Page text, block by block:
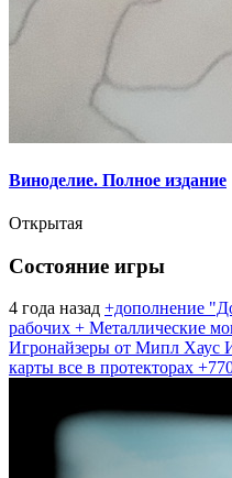
Виноделие. Полное издание
Открытая
Состояние игры
4 года назад +дополнение
рабочих + Металлические
Игронайзеры от Мипл Хаус
карты все в протекторах